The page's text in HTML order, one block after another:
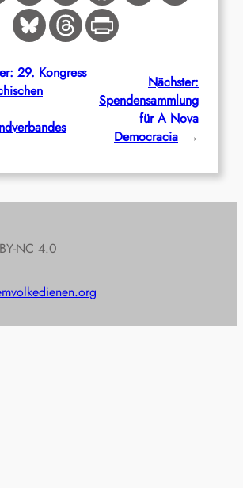
29. Kongress
Nächster:
Spendensammlung
für A Nova
Democracia →
NC 4.0